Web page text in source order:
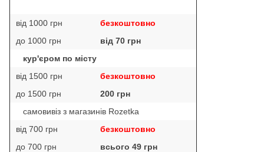
від 1000 грн
безкоштовно
до 1000 грн
від 70 грн
кур'єром по місту
від 1500 грн
безкоштовно
до 1500 грн
200 грн
самовивіз з магазинів Rozetka
від 700 грн
безкоштовно
до 700 грн
всього 49 грн